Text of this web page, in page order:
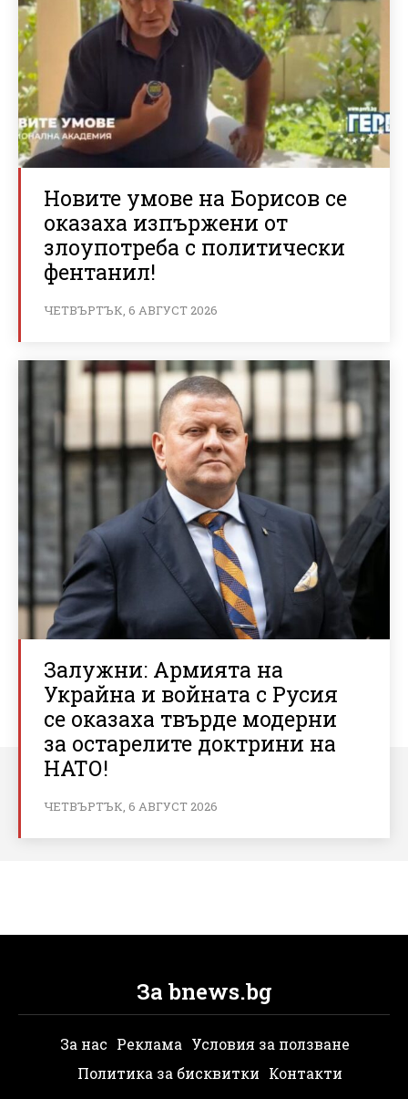
Новите умове на Борисов се
оказаха изпържени от
злоупотреба с политически
фентанил!
ЧЕТВЪРТЪК, 6 АВГУСТ 2026
Залужни: Армията на
Украйна и войната с Русия
се оказаха твърде модерни
за остарелите доктрини на
НАТО!
ЧЕТВЪРТЪК, 6 АВГУСТ 2026
За bnews.bg
За нас Реклама Условия за ползване
Политика за бисквитки Контакти